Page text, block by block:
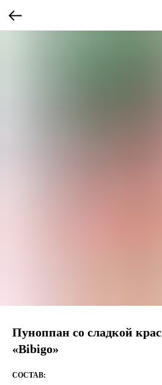
Пуноппан со сладкой
«Bibigo»
СОСТАВ: